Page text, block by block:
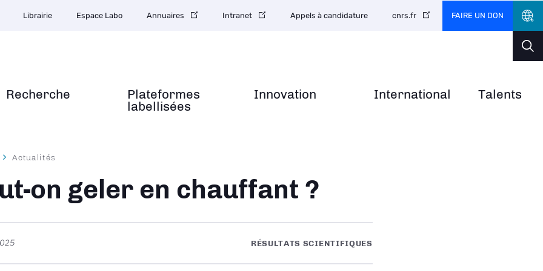
Recherche
Plateformes
labellisées
Innovation International Talents
Librairie Espace Labo Annuaires Intranet Appels à candidature cnrs.fr FAIRE UN DON
Actualités
on geler en chauffant ?
RÉSULTATS SCIENTIFIQUES